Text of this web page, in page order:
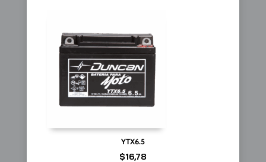
YTX6.5
$16,78